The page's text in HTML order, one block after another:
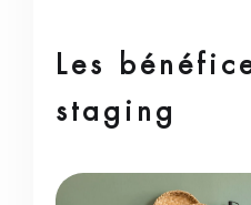
Les
staging